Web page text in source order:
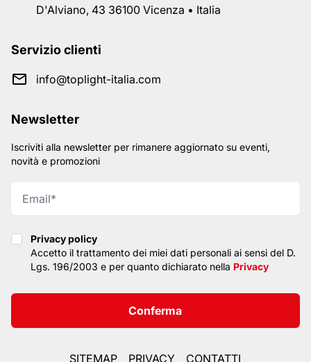
D'Alviano, 43 36100 Vicenza • Italia
Servizio clienti
info@toplight-italia.com
Newsletter
Iscriviti alla newsletter per rimanere aggiornato su eventi,
novità e promozioni
Privacy policy
Privacy policy
Accetto il trattamento dei miei dati personali ai sensi del D.
Lgs. 196/2003 e per quanto dichiarato nella Privacy
Conferma
SITEMAP PRIVACY CONTATTI